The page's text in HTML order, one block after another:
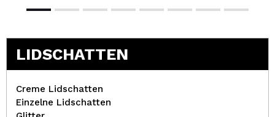
LIDSCHATTEN
Creme Lidschatten
Einzelne Lidschatten